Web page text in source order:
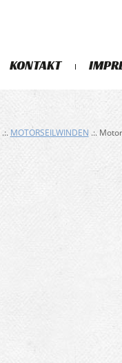
KONTAKT
.:. MOTORSEILWINDEN .:.